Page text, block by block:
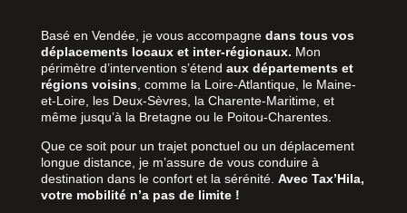
Basé en Vendée, je vous accompagnedans tous vos
déplacements locaux et inter-régionaux. Mon
périmètre d’intervention s’étend aux départements et
régions voisins, comme la Loire-Atlantique, le Maine-
et-Loire, les Deux-Sèvres, la Charente-Maritime, et
même jusqu’à la Bretagne ou le Poitou-Charentes.
Que ce soit pour un trajet ponctuel ou un déplacement
longue distance, je m’assure de vous conduire à
destination dans le confort et la sérénité. Avec Tax’Hila,
votre mobilité n’a pas de limite !